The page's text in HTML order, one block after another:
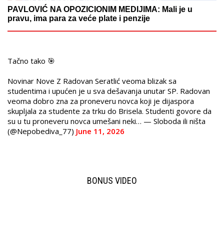
PAVLOVIĆ NA OPOZICIONIM MEDIJIMA: Mali je u
pravu, ima para za veće plate i penzije
Tačno tako 🎯
Novinar Nove Z Radovan Seratlić veoma blizak sa
studentima i upućen je u sva dešavanja unutar SP. Radovan
veoma dobro zna za proneveru novca koji je dijaspora
skupljala za studente za trku do Brisela. Studenti govore da
su u tu proneveru novca umešani neki… — Sloboda ili ništa
(@Nepobediva_77) June 11, 2026
BONUS VIDEO